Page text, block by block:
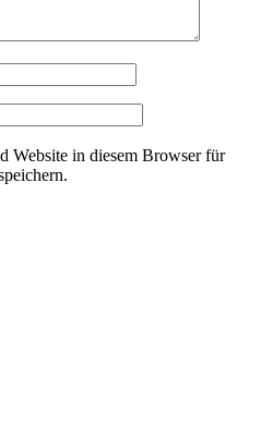
Website in diesem Browser für